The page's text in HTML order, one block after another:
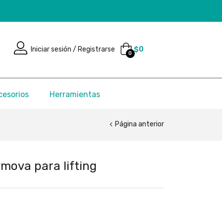
Iniciar sesión / Registrarse 0 $0
Herramientas
Página anterior
para lifting